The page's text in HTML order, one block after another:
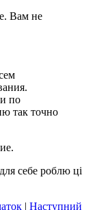
Вам не
по
так точно
себе роблю ці
| Наступний